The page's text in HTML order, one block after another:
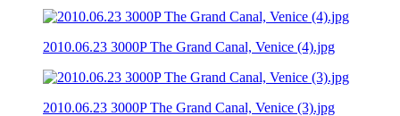
2010.06.23 3000P The Grand Canal, Venice (4).jpg
2010.06.23 3000P The Grand Canal, Venice (3).jpg